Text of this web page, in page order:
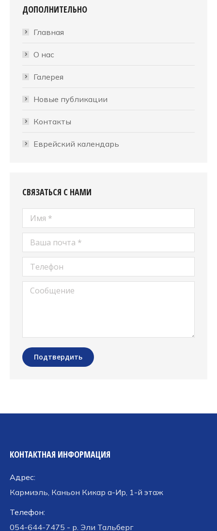
ДОПОЛНИТЕЛЬНО
Главная
О нас
Галерея
Новые публикации
Контакты
Еврейский календарь
СВЯЗАТЬСЯ С НАМИ
Имя *
Ваша почта *
Телефон
Сообщение
Подтвердить
КОНТАКТНАЯ ИНФОРМАЦИЯ
Адрес:
Кармиэль, Каньон Кикар а-Ир, 1-й этаж
Телефон:
054-644-7475 - р. Эли Тальберг